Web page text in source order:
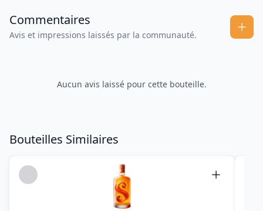
Commentaires
Avis et impressions laissés par la communauté.
Aucun avis laissé pour cette bouteille.
Bouteilles Similaires